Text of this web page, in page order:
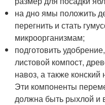
на дно ямы положить
перегнить и стать
микроорганизмам;
подготовить
листовой компост,
навоз, а также
Эти компоненты
должна быть рыхлой и